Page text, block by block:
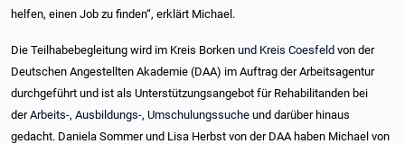
helfen, einen Job zu finden“, erklärt Michael.
Die Teilhabebegleitung wird im Kreis Borken und Kreis Coesfeld von der
Deutschen Angestellten Akademie (DAA) im Auftrag der Arbeitsagentur
durchgeführt und ist als Unterstützungsangebot für Rehabilitanden bei
derArbeits-, Ausbildungs-, Umschulungssuche und darüber hinaus
gedacht. Daniela Sommer und Lisa Herbst von der DAA haben Michael von